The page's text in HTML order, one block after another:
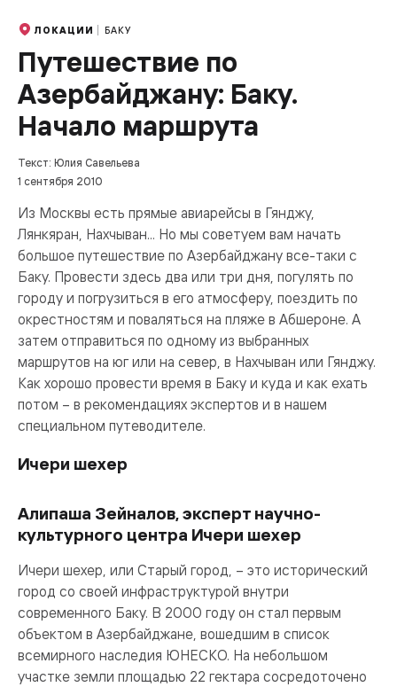
ЛОКАЦИИ БАКУ
Путешествие по
Азербайджану: Баку.
Начало маршрута
Текст: Юлия Савельева
1 сентября 2010
Из Москвы есть прямые авиарейсы в Гянджу,
Лянкяран, Нахчыван... Но мы советуем вам начать
большое путешествие по Азербайджану все-таки с
Баку. Провести здесь два или три дня, погулять по
городу и погрузиться в его атмосферу, поездить по
окрестностям и поваляться на пляже в Абшероне. А
затем отправиться по одному из выбранных
маршрутов на юг или на север, в Нахчыван или Гянджу.
Как хорошо провести время в Баку и куда и как ехать
потом – в рекомендациях экспертов и в нашем
специальном путеводителе.
Ичери шехер
Алипаша Зейналов, эксперт научно-
культурного центра Ичери шехер
Ичери шехер, или Старый город, – это исторический
город со своей инфраструктурой внутри
современного Баку. В 2000 году он стал первым
объектом в Азербайджане, вошедшим в список
всемирного наследия ЮНЕСКО. На небольшом
участке земли площадью 22 гектара сосредоточено